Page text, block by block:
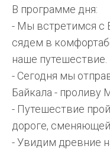
В программе дня:
- Мы встретимся с
сядем в
наше путешествие.
- Сегодня мы
Байкала - проливу
- Путешествие
дороге,
- Увидим древние